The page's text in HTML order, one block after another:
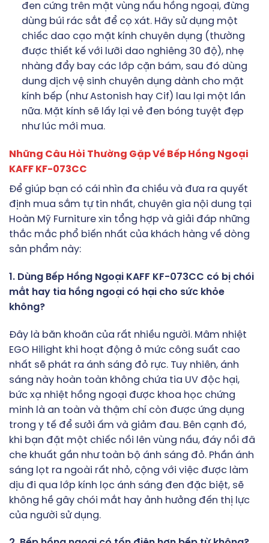
đen cứng trên mặt vùng nấu hồng ngoại, đừng
dùng búi rác sắt để cọ xát. Hãy sử dụng một
chiếc dao cạo mặt kính chuyên dụng (thường
được thiết kế với lưỡi dao nghiêng 30 độ), nhẹ
nhàng đẩy bay các lớp cặn bám, sau đó dùng
dung dịch vệ sinh chuyên dụng dành cho mặt
kính bếp (như Astonish hay Cif) lau lại một lần
nữa. Mặt kính sẽ lấy lại vẻ đen bóng tuyệt đẹp
như lúc mới mua.
Những Câu Hỏi Thường Gặp Về Bếp Hồng Ngoại
KAFF KF-073CC
Để giúp bạn có cái nhìn đa chiều và đưa ra quyết
định mua sắm tự tin nhất, chuyên gia nội dung tại
Hoàn Mỹ Furniture xin tổng hợp và giải đáp những
thắc mắc phổ biến nhất của khách hàng về dòng
sản phẩm này:
1. Dùng Bếp Hồng Ngoại KAFF KF-073CC có bị chói
mắt hay tia hồng ngoại có hại cho sức khỏe
không?
Đây là băn khoăn của rất nhiều người. Mâm nhiệt
EGO Hilight khi hoạt động ở mức công suất cao
nhất sẽ phát ra ánh sáng đỏ rực. Tuy nhiên, ánh
sáng này hoàn toàn không chứa tia UV độc hại,
bức xạ nhiệt hồng ngoại được khoa học chứng
minh là an toàn và thậm chí còn được ứng dụng
trong y tế để sưởi ấm và giảm đau. Bên cạnh đó,
khi bạn đặt một chiếc nồi lên vùng nấu, đáy nồi đã
che khuất gần như toàn bộ ánh sáng đỏ. Phần ánh
sáng lọt ra ngoài rất nhỏ, cộng với việc được làm
dịu đi qua lớp kính lọc ánh sáng đen đặc biệt, sẽ
không hề gây chói mắt hay ảnh hưởng đến thị lực
của người sử dụng.